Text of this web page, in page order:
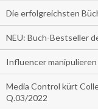
Die erfolgreichsten
NEU: Buch-Bestseller
Influencer
Media Control kürt
Q.03/2022